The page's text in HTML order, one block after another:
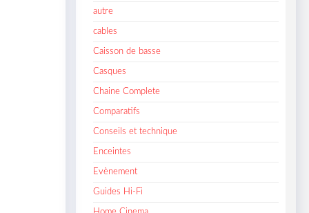
autre
cables
Caisson de basse
Casques
Chaine Complete
Comparatifs
Conseils et technique
Enceintes
Evènement
Guides Hi-Fi